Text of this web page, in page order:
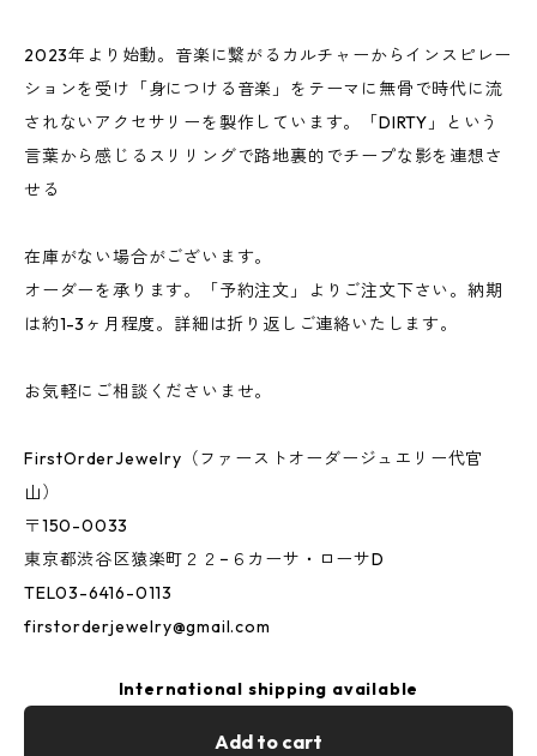
2023年より始動。音楽に繋がるカルチャーからインスピレー
ションを受け「身につける音楽」をテーマに無骨で時代に流
されないアクセサリーを製作しています。「DIRTY」という
言葉から感じるスリリングで路地裏的でチープな影を連想さ
せる
在庫がない場合がございます。
オーダーを承ります。「予約注文」よりご注文下さい。納期
は約1-3ヶ月程度。詳細は折り返しご連絡いたします。
お気軽にご相談くださいませ。
FirstOrderJewelry（ファーストオーダージュエリー代官
山）
〒150-0033
東京都渋谷区猿楽町２２−６カーサ・ローサD
TEL03-6416-0113
firstorderjewelry@gmail.com
International shipping available
Add to cart